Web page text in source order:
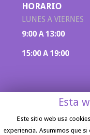
HORARIO
LUNES A VIERNES
9:00 A 13:00
15:00 A 19:00
Aviso legal|
Esta
Este sitio web usa
experiencia. Asumimos que si